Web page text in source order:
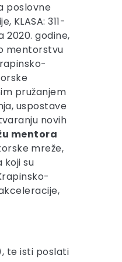
poslovne
KLASA: 311-
2020. godine,
mentorstvu
pružanjem
uspostave
novih
mentora
mreže,
koji su
te isti poslati